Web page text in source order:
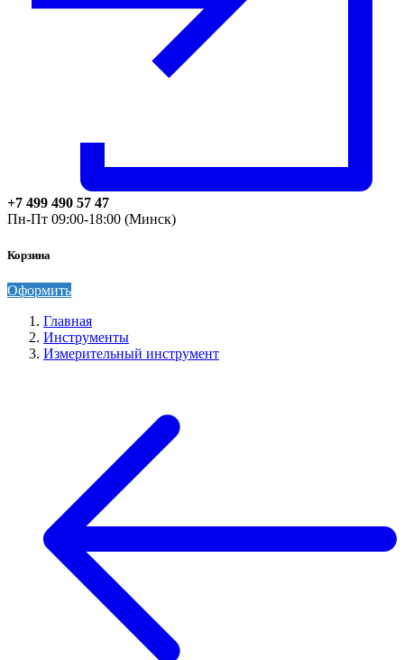
+7 499 490 57 47
Пн-Пт 09:00-18:00 (Минск)
Корзина
Оформить
Главная
Инструменты
Измерительный инструмент